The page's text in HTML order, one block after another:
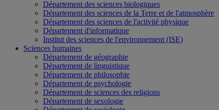
Département des sciences biologiques
Département des sciences de la Terre et de l'atmosphère
Département des sciences de l'activité physique
Département d'informatique
Institut des sciences de l'environnement (ISE)
Sciences humaines
Département de géographie
Département de linguistique
Département de philosophie
Département de psychologie
Département de sciences des religions
Département de sexologie